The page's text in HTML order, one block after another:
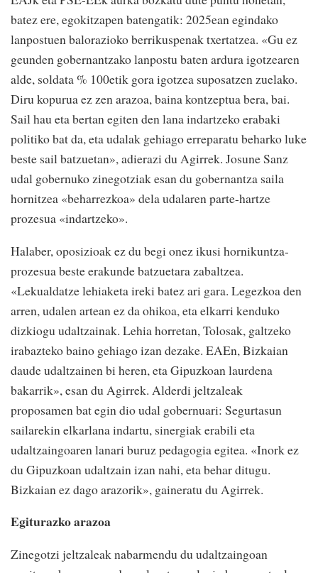
batez ere, egokitzapen batengatik: 2025ean egindako
lanpostuen balorazioko berrikuspenak txertatzea. «Gu ez
geunden gobernantzako lanpostu baten ardura igotzearen
alde, soldata % 100etik gora igotzea suposatzen zuelako.
Diru kopurua ez zen arazoa, baina kontzeptua bera, bai.
Sail hau eta bertan egiten den lana indartzeko erabaki
politiko bat da, eta udalak gehiago erreparatu beharko luke
beste sail batzuetan», adierazi du Agirrek. Josune Sanz
udal gobernuko zinegotziak esan du gobernantza saila
hornitzea «beharrezkoa» dela udalaren parte-hartze
prozesua «indartzeko».
Halaber, oposizioak ez du begi onez ikusi hornikuntza-
prozesua beste erakunde batzuetara zabaltzea.
«Lekualdatze lehiaketa ireki batez ari gara. Legezkoa den
arren, udalen artean ez da ohikoa, eta elkarri kenduko
dizkiogu udaltzainak. Lehia horretan, Tolosak, galtzeko
irabazteko baino gehiago izan dezake. EAEn, Bizkaian
daude udaltzainen bi heren, eta Gipuzkoan laurdena
bakarrik», esan du Agirrek. Alderdi jeltzaleak
proposamen bat egin dio udal gobernuari: Segurtasun
sailarekin elkarlana indartu, sinergiak erabili eta
udaltzaingoaren lanari buruz pedagogia egitea. «Inork ez
du Gipuzkoan udaltzain izan nahi, eta behar ditugu.
Bizkaian ez dago arazorik», gaineratu du Agirrek.
Egiturazko arazoa
Zinegotzi jeltzaleak nabarmendu du udaltzaingoan